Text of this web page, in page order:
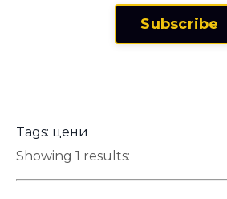
Subscribe
Tags: цени
Showing 1 results: